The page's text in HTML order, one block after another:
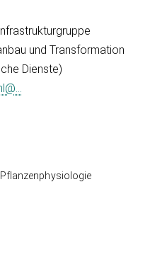
und Transformation
Dienste)